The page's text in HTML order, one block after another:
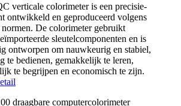
verticale colorimeter is een precisie-
ontwikkeld en geproduceerd volgens
normen. De colorimeter gebruikt
sleutelcomponenten en is
ontworpen om nauwkeurig en stabiel,
te bedienen, gemakkelijk te leren,
te begrijpen en economisch te zijn.